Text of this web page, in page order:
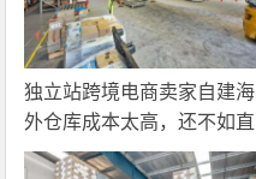
独立站跨境电商卖家自建海
外仓库成本太高，还不如直
接找第三方自营海外仓！